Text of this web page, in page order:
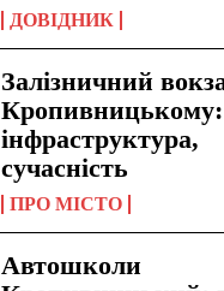
ДОВІДНИК
Залізничний
Кропивницькому:
інфраструктура,
сучасність
ПРО МІСТО
Автошколи